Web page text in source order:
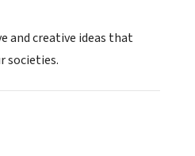
and creative ideas that
societies.